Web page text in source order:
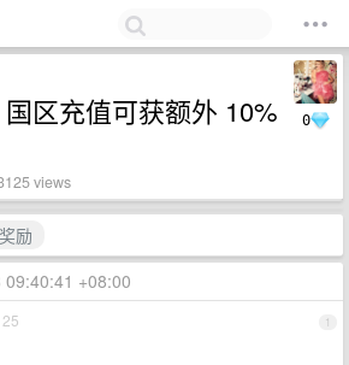
0
区充值可获额外 10%
views
奖励
+08:00
1